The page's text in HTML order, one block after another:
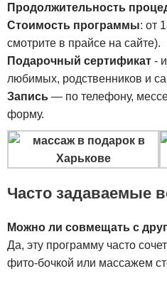
Продолжительность
Стоимость программы: от
смотрите в прайсе на сайте).
Подарочный сертификат -
любимых, родственников и
Запись — по телефону,
форму.
Часто задаваемые
Можно ли совмещать с
Да, эту программу часто
фито-бочкой или массажем